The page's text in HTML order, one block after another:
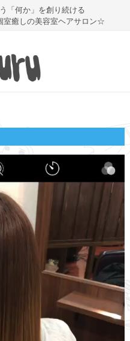
「何か」を創り続ける
室癒しの美容室ヘアサロン☆